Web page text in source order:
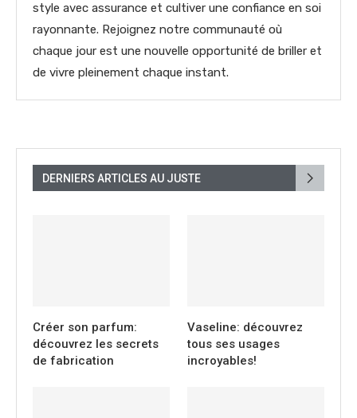
style avec assurance et cultiver une confiance en soi
rayonnante. Rejoignez notre communauté où
chaque jour est une nouvelle opportunité de briller et
de vivre pleinement chaque instant.
DERNIERS ARTICLES AU JUSTE
Créer son parfum:
découvrez les secrets
de fabrication
Vaseline: découvrez
tous ses usages
incroyables!